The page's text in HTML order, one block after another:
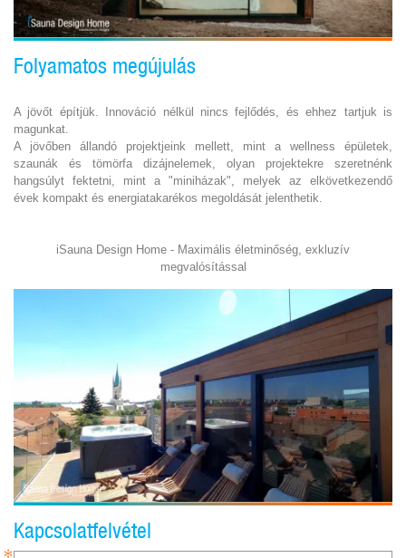
Folyamatos megújulás
A jövőt építjük. Innováció nélkül nincs fejlődés, és ehhez tartjuk is
magunkat.
A jövőben állandó projektjeink mellett, mint a wellness épületek,
szaunák és tömörfa dizájnelemek, olyan projektekre szeretnénk
hangsúlyt fektetni, mint a "miniházak", melyek az elkövetkezendő
évek kompakt és energiatakarékos megoldását jelenthetik.
iSauna Design Home - Maximális életminőség, exkluzív
megvalósítással
Kapcsolatfelvétel